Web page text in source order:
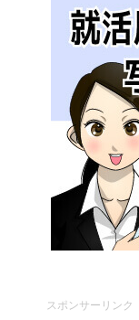
スポンサーリンク